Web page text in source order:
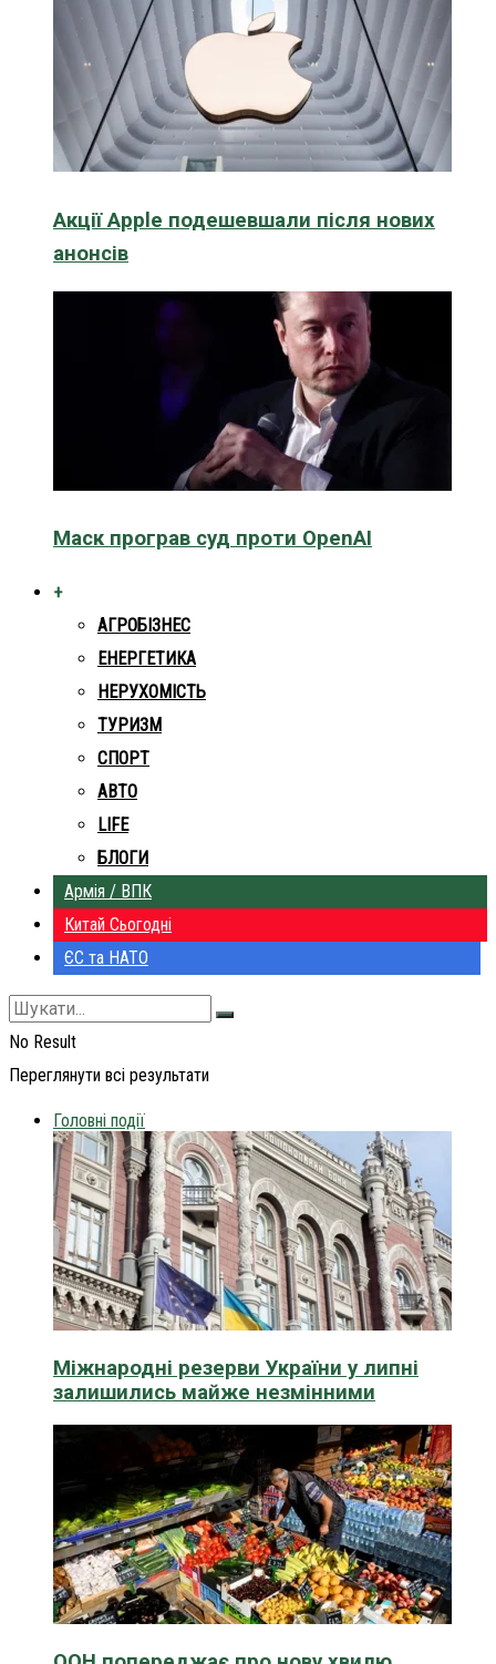
Акції Apple подешевшали після нових
анонсів
Маск програв суд проти OpenAI
+
АГРОБІЗНЕС
ЕНЕРГЕТИКА
НЕРУХОМІСТЬ
ТУРИЗМ
СПОРТ
АВТО
LIFE
БЛОГИ
Армія / ВПК
Китай Сьогодні
ЄС та НАТО
No Result
Переглянути всі результати
Головні події
Міжнародні резерви України у липні
залишились майже незмінними